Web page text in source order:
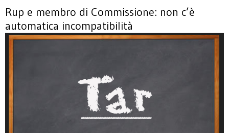
Rup e membro di Commissione: non c’è
automatica incompatibilità